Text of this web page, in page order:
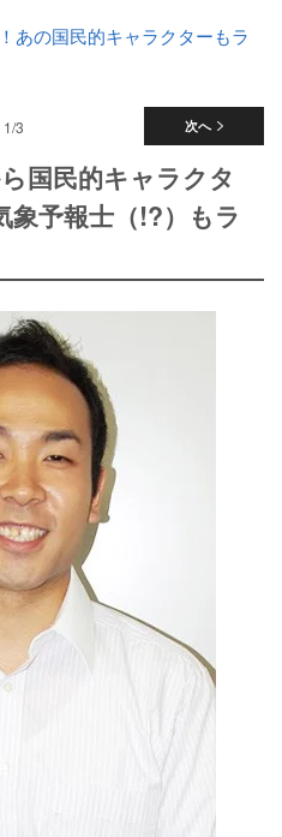
あの国民的キャラクターもラ
次へ
1/3
国民的キャラクタ
象予報士（!?）もラ